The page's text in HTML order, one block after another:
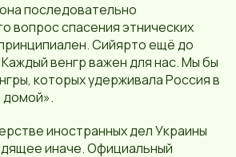
последовательно
вопрос спасения этнических
Сийярто ещё до
венгр важен для нас. Мы бы
которых удерживала Россия в
домой».
иностранных дел Украины
иначе. Официальный